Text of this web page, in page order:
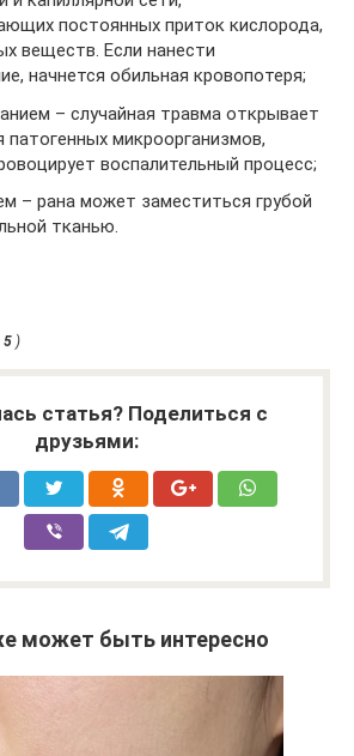
постоянных приток кислорода,
веществ. Если нанести
начнется обильная кровопотеря;
– случайная травма открывает
патогенных микроорганизмов,
воспалительный процесс;
– рана может заместиться грубой
тканью.
5 )
статья? Поделиться с
друзьями:
может быть интересно